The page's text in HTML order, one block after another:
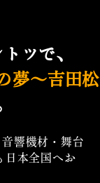
ツで、
夢〜吉田松
響機材・舞台
日本全国へお